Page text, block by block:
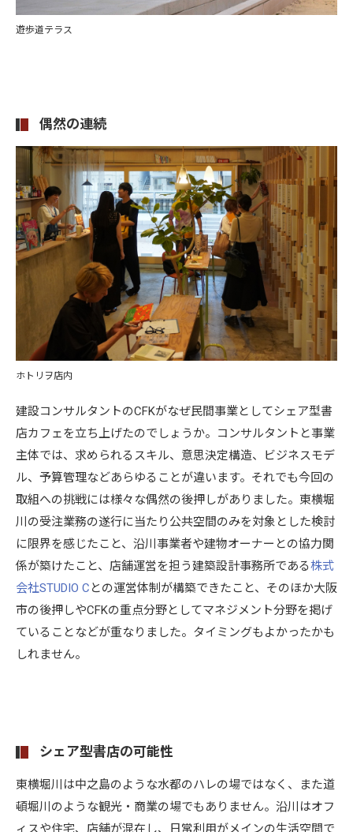
遊歩道テラス
偶然の連続
ホトリヲ店内
建設コンサルタントのCFKがなぜ民間事業としてシェア型書
店カフェを立ち上げたのでしょうか。コンサルタントと事業
主体では、求められるスキル、意思決定構造、ビジネスモデ
ル、予算管理などあらゆることが違います。それでも今回の
取組への挑戦には様々な偶然の後押しがありました。東横堀
川の受注業務の遂行に当たり公共空間のみを対象とした検討
に限界を感じたこと、沿川事業者や建物オーナーとの協力関
係が築けたこと、店舗運営を担う建築設計事務所である株式
会社STUDIO C との運営体制が構築できたこと、そのほか大阪
市の後押しやCFKの重点分野としてマネジメント分野を掲げ
ていることなどが重なりました。タイミングもよかったかも
しれません。
シェア型書店の可能性
東横堀川は中之島のような水都のハレの場ではなく、また道
頓堀川のような観光・商業の場でもありません。沿川はオフ
ィスや住宅、店舗が混在し、日常利用がメインの生活空間で